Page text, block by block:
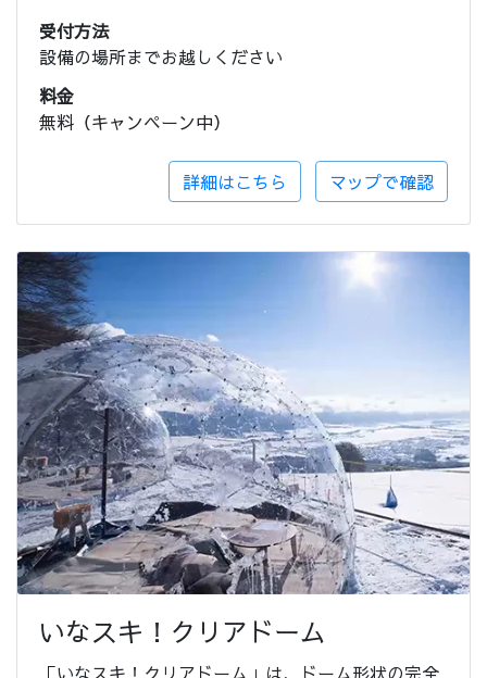
受付方法
設備の場所までお越しください
料金
無料（キャンペーン中）
詳細はこちら マップで確認
いなスキ！クリアドーム
「いなスキ！クリアドーム」は、ドーム形状の完全